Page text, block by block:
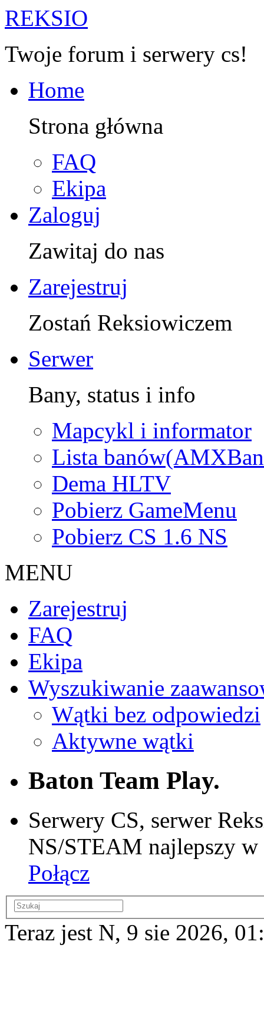
REKSIO
Twoje forum i serwery cs!
Home
Strona główna
FAQ
Ekipa
Zaloguj
Zawitaj do nas
Zarejestruj
Zostań Reksiowiczem
Serwer
Bany, status i info
Mapcykl i informator
Lista
Dema HLTV
Pobierz GameMenu
Pobierz CS 1.6 NS
MENU
Zarejestruj
FAQ
Ekipa
Wyszukiwanie
Wątki bez odpowiedzi
Aktywne wątki
Baton Team Play.
Serwery CS, serwer
NS/STEAM najlepszy
Połącz
Teraz jest N, 9 sie 2026,